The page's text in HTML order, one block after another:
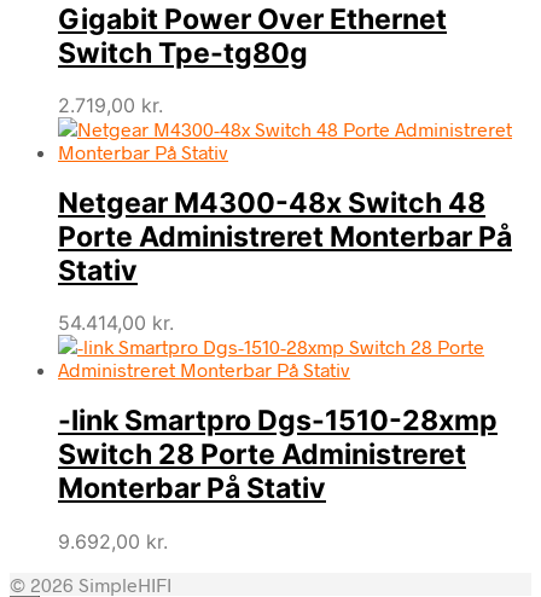
Gigabit Power Over Ethernet
Switch Tpe-tg80g
2.719,00 kr.
Netgear M4300-48x Switch 48
Porte Administreret Monterbar På
Stativ
54.414,00 kr.
-link Smartpro Dgs-1510-28xmp
Switch 28 Porte Administreret
Monterbar På Stativ
9.692,00 kr.
© 2026 SimpleHIFI